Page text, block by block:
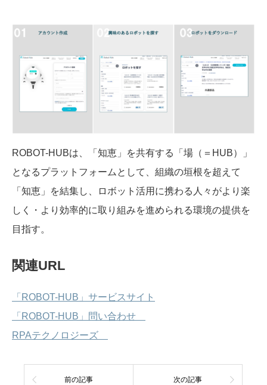
ROBOT-HUBは、「知恵」を共有する「場（＝HUB）」
となるプラットフォームとして、組織の垣根を超えて
「知恵」を結集し、ロボット活用に携わる人々がより楽
しく・より効率的に取り組みを進められる環境の提供を
目指す。
関連URL
「ROBOT-HUB」サービスサイト
「ROBOT-HUB」問い合わせ
RPAテクノロジーズ
前の記事 次の記事